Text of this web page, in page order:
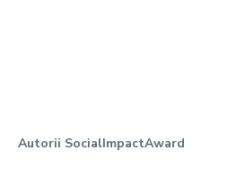
Autorii SocialImpactAward